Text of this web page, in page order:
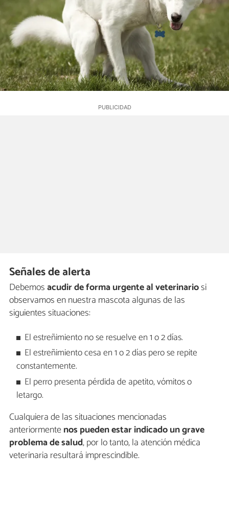
Señales de alerta
Debemosacudir de forma urgente al veterinariosi
observamos en nuestra mascota algunas de las
siguientes situaciones:
El estreñimiento no se resuelve en 1 o 2 días.
El estreñimiento cesa en 1 o 2 días pero se repite
constantemente.
El perro presenta pérdida de apetito, vómitos o
letargo.
Cualquiera de las situaciones mencionadas
anteriormentenos pueden estar indicado un grave
problema de salud, por lo tanto, la atención médica
veterinaria resultará imprescindible.